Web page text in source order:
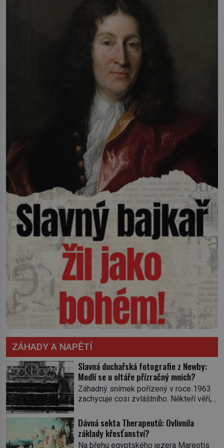
ZÁHADY A NAPĚTÍ
Slavná duchařská fotografie z Newby:
Modlí se u oltáře přízračný mnich?
Záhadný snímek pořízený v roce 1963
zachycuje cosi zvláštního. Někteří věří,
oltáře je duch mnicha ze 16. století s
bílým závojem přes obličej, který
pravděpodobně zakrývá lepru nebo jiné
Dávná sekta Therapeutů: Ovlivnila
základy křesťanství?
Na břehu egyptského jezera Mareotis